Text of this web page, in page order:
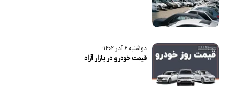
دوشنبه ۶ آذر ۱۴۰۲؛
قیمت خودرو در بازار آزاد